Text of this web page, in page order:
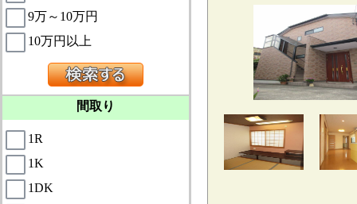
9万～10万円
10万円以上
間取り
1R
1K
1DK